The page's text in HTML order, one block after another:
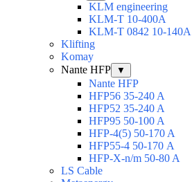
KLM engineering
KLM-T 10-400A
KLM-T 0842 10-140A
Klifting
Komay
Nante HFP
▼
Nante HFP
HFP56 35-240 A
HFP52 35-240 A
HFP95 50-100 A
HFP-4(5) 50-170 A
HFP55-4 50-170 А
HFP-X-n/m 50-80 A
LS Cable